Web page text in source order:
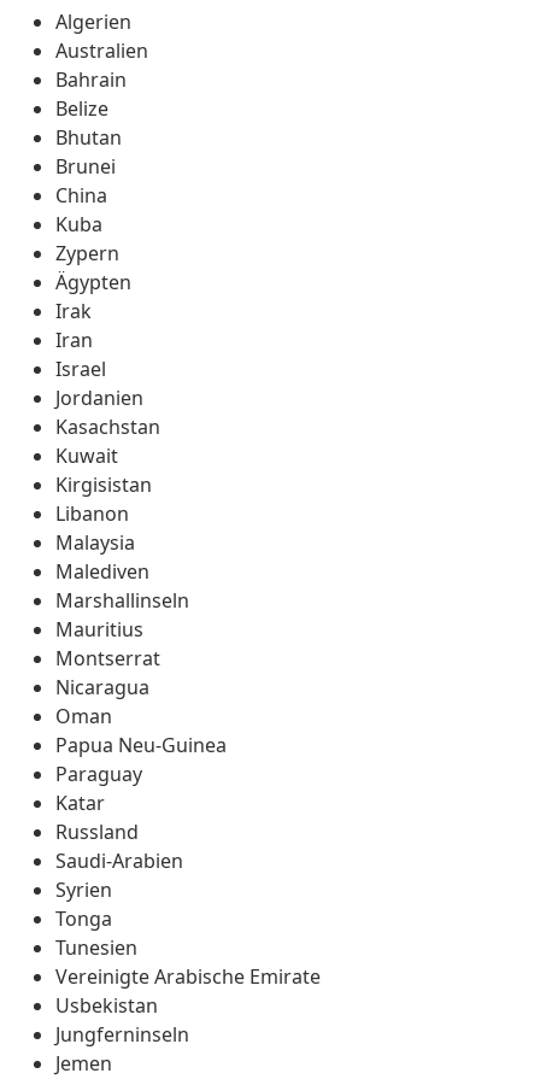
Algerien
Australien
Bahrain
Belize
Bhutan
Brunei
China
Kuba
Zypern
Ägypten
Irak
Iran
Israel
Jordanien
Kasachstan
Kuwait
Kirgisistan
Libanon
Malaysia
Malediven
Marshallinseln
Mauritius
Montserrat
Nicaragua
Oman
Papua Neu-Guinea
Paraguay
Katar
Russland
Saudi-Arabien
Syrien
Tonga
Tunesien
Vereinigte Arabische Emirate
Usbekistan
Jungferninseln
Jemen